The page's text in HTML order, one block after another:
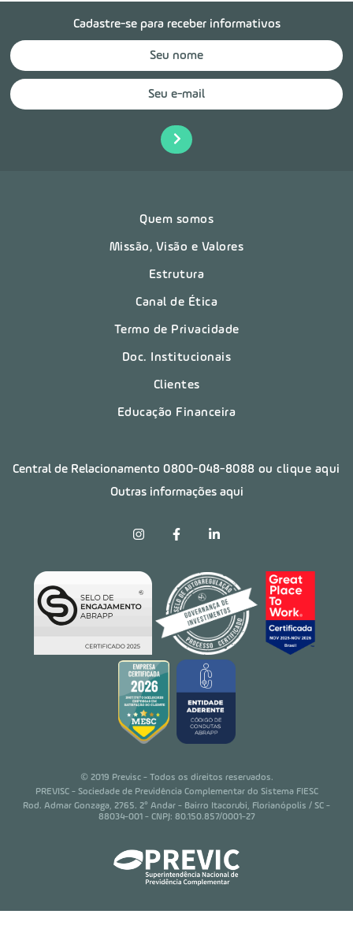
Cadastre-se para receber informativos
Quem somos
Missão, Visão e Valores
Estrutura
Canal de Ética
Termo de Privacidade
Doc. Institucionais
Clientes
Educação Financeira
Central de Relacionamento0800-048-8088 ou clique aqui
Outras informações aqui
© 2019 Previsc - Todos os direitos reservados.
PREVISC - Sociedade de Previdência Complementar do Sistema FIESC
Rod. Admar Gonzaga, 2765. 2° Andar - Bairro Itacorubi, Florianópolis / SC -
88034-001 - CNPJ: 80.150.857/0001-27